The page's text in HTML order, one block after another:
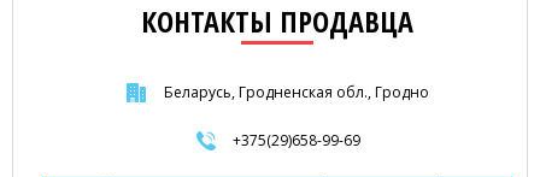
КОНТАКТЫ ПРОДАВЦА
Беларусь, Гродненская обл., Гродно
+375(29)658-99-69